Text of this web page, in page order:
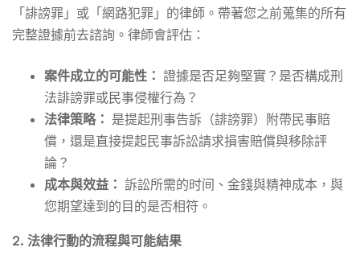
「誹謗罪」或「網路犯罪」的律師。帶著您之前蒐集的所有
完整證據前去諮詢。律師會評估：
案件成立的可能性： 證據是否足夠堅實？是否構成刑
法誹謗罪或民事侵權行為？
法律策略： 是提起刑事告訴（誹謗罪）附帶民事賠
償，還是直接提起民事訴訟請求損害賠償與移除評
論？
成本與效益： 訴訟所需的时间、金錢與精神成本，與
您期望達到的目的是否相符。
2. 法律行動的流程與可能結果